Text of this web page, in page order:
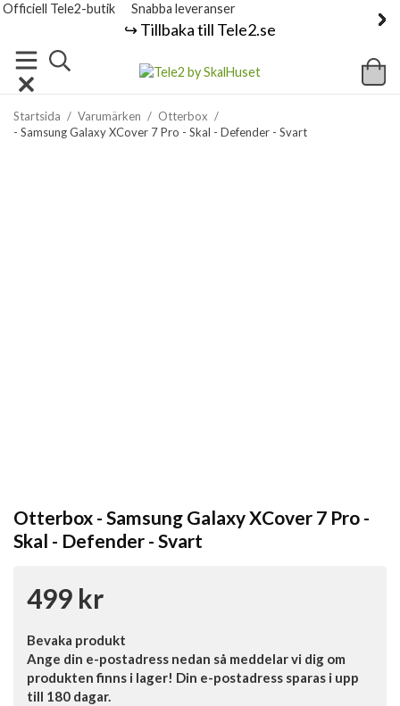
Officiell Tele2-butik Snabba leveranser
↪️ Tillbaka till Tele2.se
Startsida / Varumärken / Otterbox /
- Samsung Galaxy XCover 7 Pro - Skal - Defender - Svart
Otterbox - Samsung Galaxy XCover 7 Pro -
Skal - Defender - Svart
499 kr
Bevaka produkt
Ange din e-postadress nedan så meddelar vi dig om
produkten finns i lager! Din e-postadress sparas i upp
till 180 dagar.